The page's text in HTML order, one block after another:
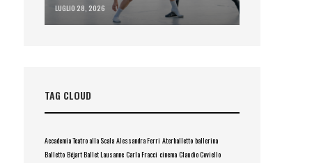
LUGLIO 28, 2026
TAG CLOUD
Accademia Teatro alla Scala Alessandra Ferri Aterballetto ballerina
Balletto Béjart Ballet Lausanne Carla Fracci cinema Claudio Coviello